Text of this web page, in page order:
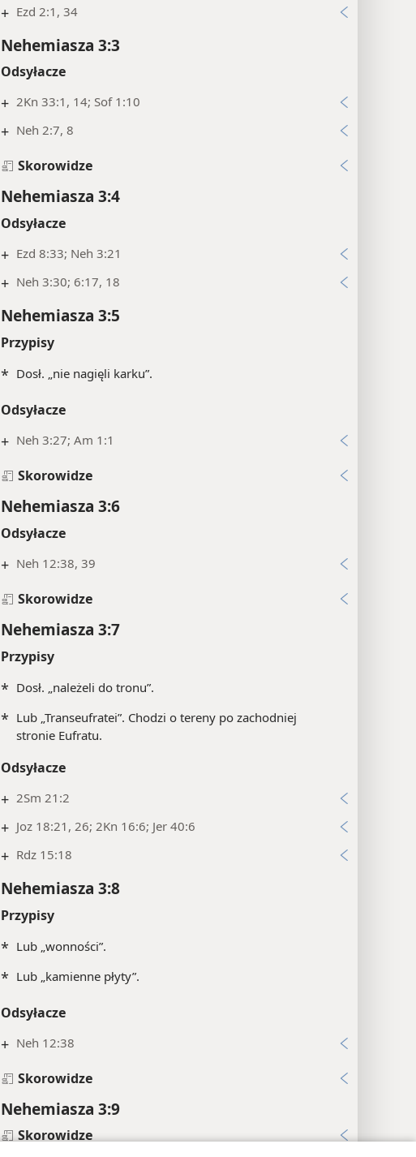
+ Ezd 2:1, 34
Nehemiasza 3:3
Odsyłacze
+ 2Kn 33:1, 14; Sof 1:10
+ Neh 2:7, 8
Skorowidze
Nehemiasza 3:4
Odsyłacze
+ Ezd 8:33; Neh 3:21
+ Neh 3:30; 6:17, 18
Nehemiasza 3:5
Przypisy
* Dosł. „nie nagięli karku”.
Odsyłacze
+ Neh 3:27; Am 1:1
Skorowidze
Nehemiasza 3:6
Odsyłacze
+ Neh 12:38, 39
Skorowidze
Nehemiasza 3:7
Przypisy
* Dosł. „należeli do tronu”.
* Lub „Transeufratei”. Chodzi o tereny po zachodniej
stronie Eufratu.
Odsyłacze
+ 2Sm 21:2
+ Joz 18:21, 26; 2Kn 16:6; Jer 40:6
+ Rdz 15:18
Nehemiasza 3:8
Przypisy
* Lub „wonności”.
* Lub „kamienne płyty”.
Odsyłacze
+ Neh 12:38
Skorowidze
Nehemiasza 3:9
Skorowidze